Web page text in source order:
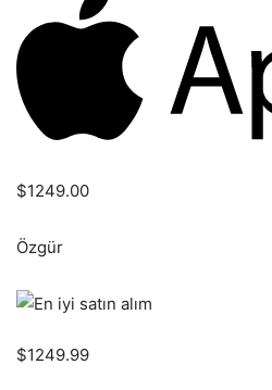
$1249.00
Özgür
$1249.99